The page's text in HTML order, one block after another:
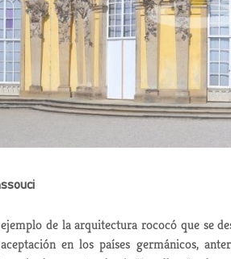
de la arquitectura rococó que se
en los países germánicos,